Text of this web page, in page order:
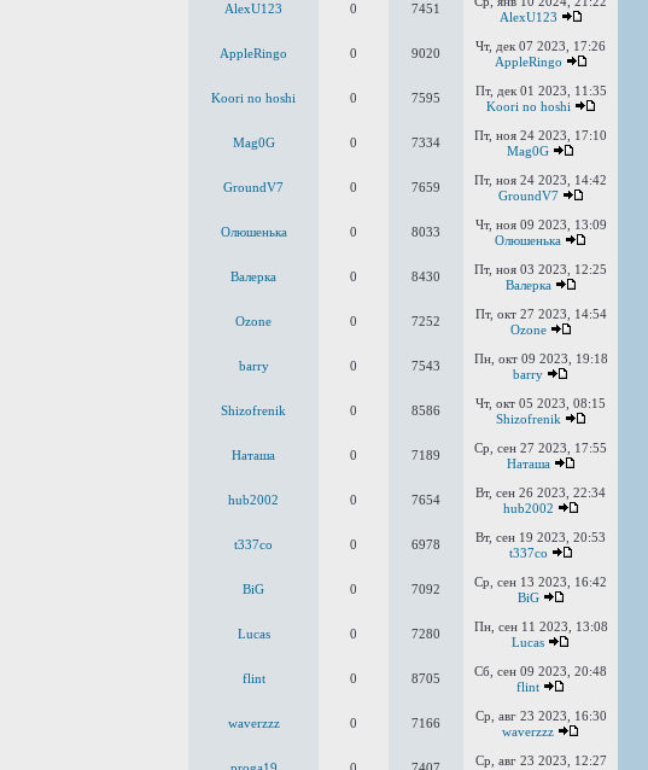
AlexU123 0 7451
AlexU123
AppleRingo 0 9020
Чт, дек 07 2023, 17:26
AppleRingo
Koori no hoshi 0 7595
Пт, дек 01 2023, 11:35
Koori no hoshi
Mag0G 0 7334
Пт, ноя 24 2023, 17:10
Mag0G
GroundV7 0 7659
Пт, ноя 24 2023, 14:42
GroundV7
Олюшенька 0 8033
Чт, ноя 09 2023, 13:09
Олюшенька
Валерка 0 8430
Пт, ноя 03 2023, 12:25
Валерка
Ozone 0 7252
Пт, окт 27 2023, 14:54
Ozone
barry 0 7543
Пн, окт 09 2023, 19:18
barry
Shizofrenik 0 8586
Чт, окт 05 2023, 08:15
Shizofrenik
Наташа 0 7189
Ср, сен 27 2023, 17:55
Наташа
hub2002 0 7654
Вт, сен 26 2023, 22:34
hub2002
t337co 0 6978
Вт, сен 19 2023, 20:53
t337co
BiG 0 7092
Ср, сен 13 2023, 16:42
BiG
Lucas 0 7280
Пн, сен 11 2023, 13:08
Lucas
flint 0 8705
Сб, сен 09 2023, 20:48
flint
waverzzz 0 7166
Ср, авг 23 2023, 16:30
waverzzz
Ср, авг 23 2023, 12:27